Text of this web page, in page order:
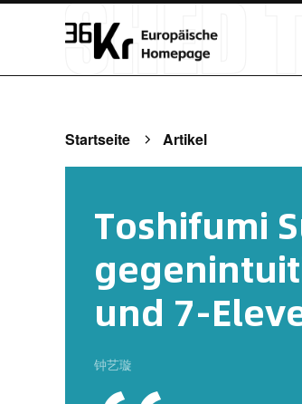
Startseite Artikel
Toshifumi
und 7-
钟艺璇